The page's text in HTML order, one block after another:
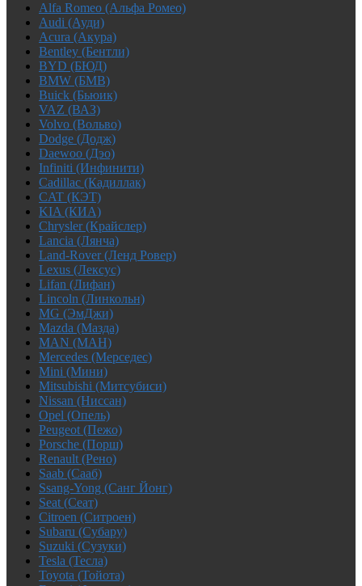
Alfa Romeo (Альфа Ромео)
Audi (Ауди)
Acura (Акура)
Bentley (Бентли)
BYD (БЮД)
BMW (БМВ)
Buick (Бьюик)
VAZ (ВАЗ)
Volvo (Вольво)
Dodge (Додж)
Daewoo (Дэо)
Infiniti (Инфинити)
Cadillac (Кадиллак)
CAT (КЭТ)
KIA (КИА)
Chrysler (Крайслер)
Lancia (Лянча)
Land-Rover (Ленд Ровер)
Lexus (Лексус)
Lifan (Лифан)
Lincoln (Линкольн)
MG (ЭмДжи)
Mazda (Мазда)
MAN (МАН)
Mercedes (Мерседес)
Mini (Мини)
Mitsubishi (Митсубиси)
Nissan (Ниссан)
Opel (Опель)
Peugeot (Пежо)
Porsche (Порш)
Renault (Рено)
Saab (Сааб)
Ssang-Yong (Санг Йонг)
Seat (Сеат)
Citroen (Ситроен)
Subaru (Субару)
Suzuki (Сузуки)
Tesla (Тесла)
Toyota (Тойота)